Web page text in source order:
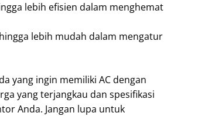
lebih efisien dalam menghemat
lebih mudah dalam mengatur
yang ingin memiliki AC dengan
yang terjangkau dan spesifikasi
Anda. Jangan lupa untuk